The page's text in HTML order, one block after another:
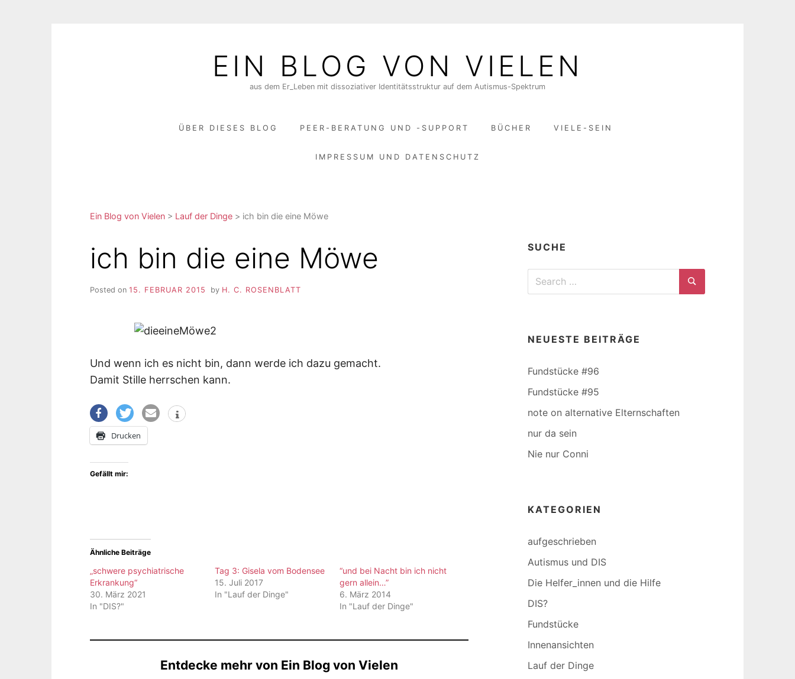
EIN BLOG VON VIELEN
aus dem Er_Leben mit dissoziativer Identitätsstruktur auf dem Autismus-Spektrum
ÜBER DIESES BLOG PEER-BERATUNG UND -SUPPORT BÜCHER VIELE-SEIN
IMPRESSUM UND DATENSCHUTZ
Ein Blog von Vielen > Lauf der Dinge > ich bin die eine Möwe
ich bin die eine Möwe
Posted on 15. FEBRUAR 2015 by H. C. ROSENBLATT
Und wenn ich es nicht bin, dann werde ich dazu gemacht.
Damit Stille herrschen kann.
Drucken
Gefällt mir:
Ähnliche Beiträge
„schwere psychiatrische
Erkrankung“
30. März 2021
In "DIS?"
Tag 3: Gisela vom Bodensee
15. Juli 2017
In "Lauf der Dinge"
“und bei Nacht bin ich nicht
gern allein…”
6. März 2014
In "Lauf der Dinge"
Entdecke mehr von Ein Blog von Vielen
SUCHE
Search
Search
NEUESTE BEITRÄGE
Fundstücke #96
Fundstücke #95
note on alternative Elternschaften
nur da sein
Nie nur Conni
KATEGORIEN
aufgeschrieben
Autismus und DIS
Die Helfer_innen und die Hilfe
DIS?
Fundstücke
Innenansichten
Lauf der Dinge